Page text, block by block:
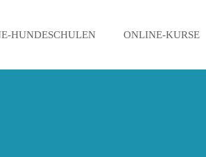
HUNDESCHULEN ONLINE-KURSE